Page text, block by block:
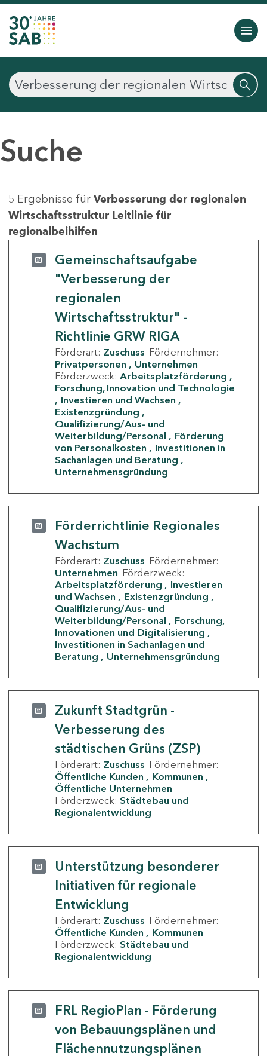
Suche
5 Ergebnisse für Verbesserung der regionalen
Wirtschaftsstruktur Leitlinie für
regionalbeihilfen
Gemeinschaftsaufgabe
"Verbesserung der
regionalen
Wirtschaftsstruktur" -
Richtlinie GRW RIGA
Förderart: Zuschuss Fördernehmer:
Privatpersonen
Unternehmen
Förderzweck: Arbeitsplatzförderung
Forschung, Innovation und Technologie
Investieren und Wachsen
Existenzgründung
Qualifizierung/Aus- und
Weiterbildung/Personal
Förderung
von Personalkosten
Investitionen in
Sachanlagen und Beratung
Unternehmensgründung
Förderrichtlinie Regionales
Wachstum
Förderart: Zuschuss Fördernehmer:
Unternehmen Förderzweck:
Arbeitsplatzförderung
Investieren
und Wachsen
Existenzgründung
Qualifizierung/Aus- und
Weiterbildung/Personal
Forschung,
Innovationen und Digitalisierung
Investitionen in Sachanlagen und
Beratung
Unternehmensgründung
Zukunft Stadtgrün -
Verbesserung des
städtischen Grüns (ZSP)
Förderart: Zuschuss Fördernehmer:
Öffentliche Kunden
Kommunen
Öffentliche Unternehmen
Förderzweck: Städtebau und
Regionalentwicklung
Unterstützung besonderer
Initiativen für regionale
Entwicklung
Förderart: Zuschuss Fördernehmer:
Öffentliche Kunden
Kommunen
Förderzweck: Städtebau und
Regionalentwicklung
FRL RegioPlan - Förderung
von Bebauungsplänen und
Flächennutzungsplänen